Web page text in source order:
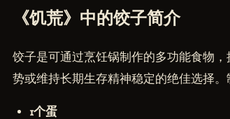
《饥荒》中的饺子简介
饺子是可通过烹饪锅制作的多功能食物，
势或维持长期生存精神稳定的绝佳选择。
1个蛋